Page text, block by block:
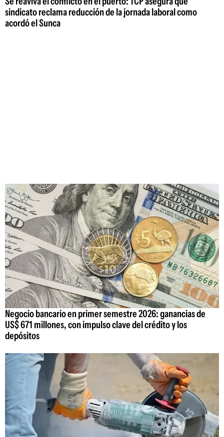
sindicato reclama reducción de la jornada laboral como
acordó el Sunca
Negocio bancario en primer semestre 2026: ganancias de
US$ 671 millones, con impulso clave del crédito y los
depósitos